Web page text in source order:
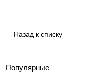
Назад к списку
Популярные